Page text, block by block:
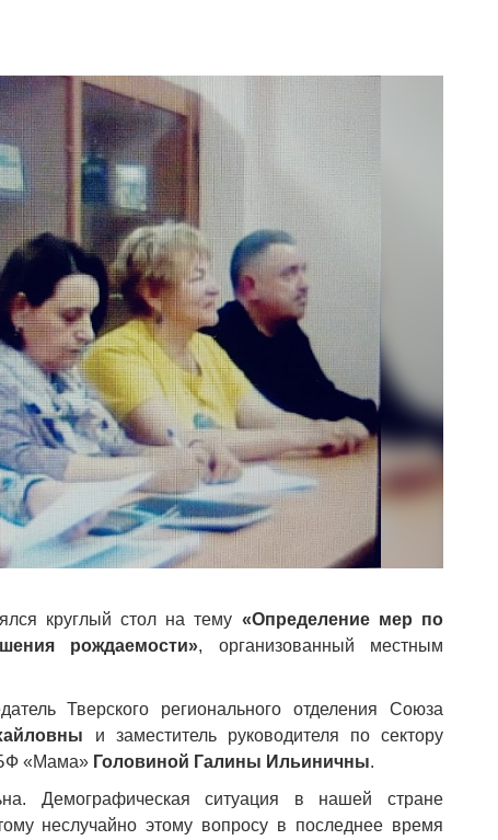
круглый стол на тему «Определение мер по
рождаемости», организованный местным
Тверского регионального отделения Союза
и заместитель руководителя по сектору
«Мама» Головиной Галины Ильиничны.
Демографическая ситуация в нашей стране
неслучайно этому вопросу в последнее время